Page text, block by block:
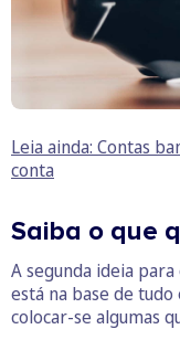
Leia ainda: Contas
conta
Saiba o que
A segunda ideia
está na base de
colocar-se algumas